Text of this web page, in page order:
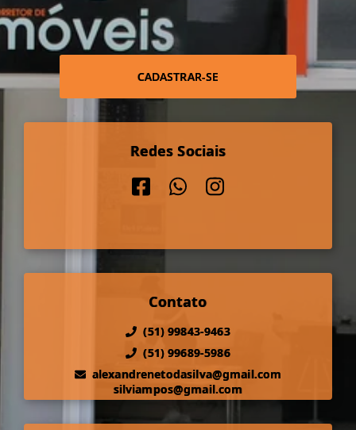
CADASTRAR-SE
Redes Sociais
Contato
(51) 99843-9463
(51) 99689-5986
alexandrenetodasilva@gmail.com
silviampos@gmail.com